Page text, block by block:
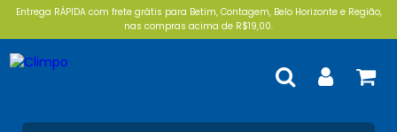
Entrega RÁPIDA com frete grátis para Betim, Contagem, Belo Horizonte e Região,
nas compras acima de R$19,00.